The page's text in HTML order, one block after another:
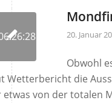
20. Januar
Obwohl
Wetterbericht die
etwas von der totalen